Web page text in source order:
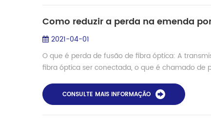
Como reduzir a perda na emenda
2021-04-01
O que é perda de fusão de fibra óptica: A
fibra óptica ser conectada, o que é chamado de
CONSULTE MAIS INFORMAÇÃO